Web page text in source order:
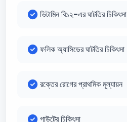
ভিটামিন বি১২-এর ঘাটতির চিকিৎসা
ফলিক অ্যাসিডের ঘাটতির চিকিৎসা
রক্তের রোগের প্রাথমিক মূল্যায়ন
গাউটের চিকিৎসা